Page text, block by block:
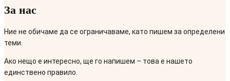
За нас
Ние не обичаме да се ограничаваме, като пишем за определени
теми.
Ако нещо е интересно, ще го напишем – това е нашето
единствено правило.